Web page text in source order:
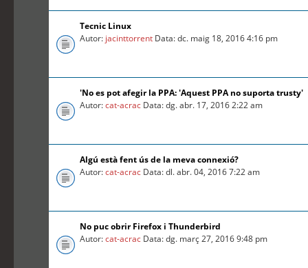
Tecnic Linux
Autor: jacinttorrent Data: dc. maig 18, 2016 4:16 pm
'No es pot afegir la PPA: 'Aquest PPA no suporta trusty'
Autor:cat-acrac Data: dg. abr. 17, 2016 2:22 am
Algú està fent ús de la meva connexió?
Autor:cat-acrac Data: dl. abr. 04, 2016 7:22 am
No puc obrir Firefox i Thunderbird
Autor:cat-acrac Data: dg. març 27, 2016 9:48 pm